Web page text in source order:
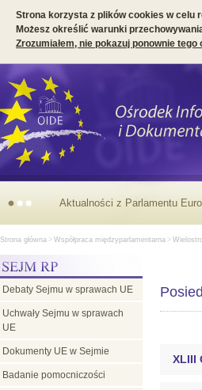
Strona korzysta z plików cookies w celu
Możesz określić warunki
Zrozumiałem, nie pokazuj ponownie tego
Aktualności z Parlamentu
Strona główna > Współpraca międzyparlamentarna >
Debaty Sejmu w sprawach UE
Uchwały Sejmu w sprawach
UE
Dokumenty UE w Sejmie
Badanie pomocniczości
XLIII